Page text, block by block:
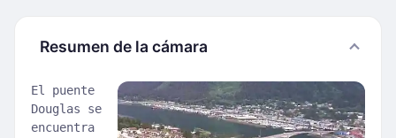
Resumen de la cámara
El puente
Douglas se
encuentra